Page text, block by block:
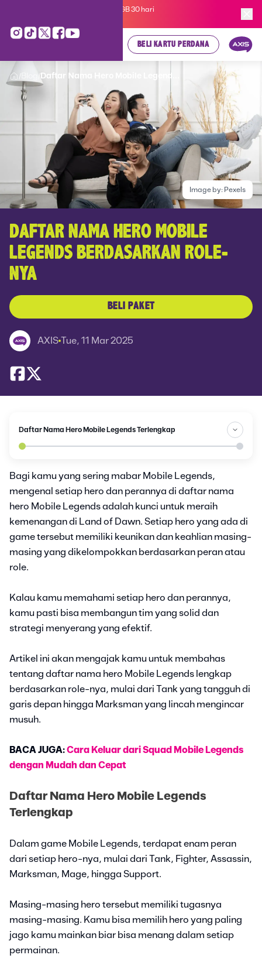
Kartu Perdana AXIS Suka-Suka 3GB 30 hari
BELI KARTU PERDANA
/ / Daftar Nama Hero Mobile Legend...
Image by: Pexels
DAFTAR NAMA HERO MOBILE
LEGENDS BERDASARKAN ROLE-
NYA
BELI PAKET
AXIS Tue, 11 Mar 2025
Daftar Nama Hero Mobile Legends Terlengkap
Bagi kamu yang sering mabar Mobile Legends,
mengenal setiap hero dan perannya di daftar nama
hero Mobile Legends adalah kunci untuk meraih
kemenangan di Land of Dawn. Setiap hero yang ada di
game tersebut memiliki keunikan dan keahlian masing-
masing yang dikelompokkan berdasarkan peran atau
role.
Kalau kamu memahami setiap hero dan perannya,
kamu pasti bisa membangun tim yang solid dan
strategi menyerang yang efektif.
Artikel ini akan mengajak kamu untuk membahas
tentang daftar nama hero Mobile Legends lengkap
berdasarkan role-nya, mulai dari Tank yang tangguh di
garis depan hingga Marksman yang lincah mengincar
musuh.
BACA JUGA:Cara Keluar dari Squad Mobile Legends
dengan Mudah dan Cepat
Daftar Nama Hero Mobile Legends
Terlengkap
Dalam game Mobile Legends, terdapat enam peran
dari setiap hero-nya, mulai dari Tank, Fighter, Assassin,
Marksman, Mage, hingga Support.
Masing-masing hero tersebut memiliki tugasnya
masing-masing. Kamu bisa memilih hero yang paling
jago kamu mainkan biar bisa menang dalam setiap
permainan.